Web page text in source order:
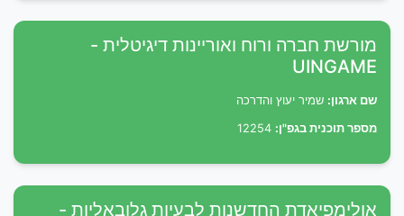
מורשת חברה ורוח ואוריינות דיגיטלית -
UINGAME
שם ארגון: שמיר יעוץ והדרכה
מספר תוכנית בגפ"ן:
אולימפיאדת החדשנות לבעיות גלובאליות -